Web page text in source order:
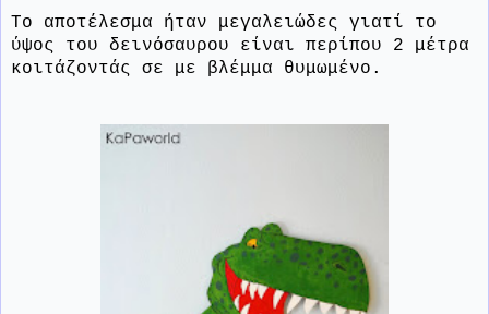
Το αποτέλεσμα ήταν μεγαλειώδες γιατί το
ύψος του δεινόσαυρου είναι περίπου 2 μέτρα
κοιτάζοντάς σε με βλέμμα θυμωμένο.